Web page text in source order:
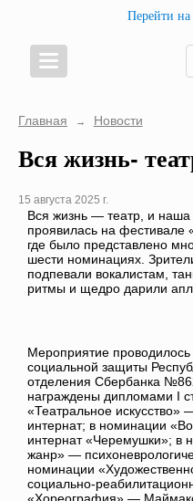
Перейти
Главная → Новости
Вся жизнь-
15 августа 2025 г.
Вся жизнь — театр, и
проявилась на фестивале
где было представлено
шести номинациях.
подпевали вокалистам,
ритмы и щедро дарили
Мероприятие
социальной защиты
отделения Сбербанка
награждены дипломами I
«Театральное
интернат; в номинации
интернат «Черемушки»; в
жанр» —
номинации
социально-